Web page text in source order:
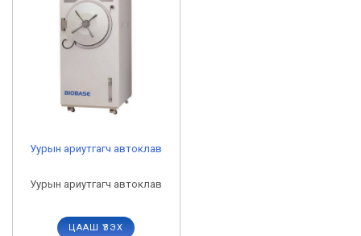
Уурын ариутгагч автоклав
Уурын ариутгагч автоклав
ЦААШ ҮЗЭХ